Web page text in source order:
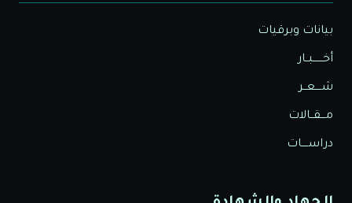
بيانات وبرقيات
أخــــــبــار
شــــعــر
مـــقــالات
دراســــات